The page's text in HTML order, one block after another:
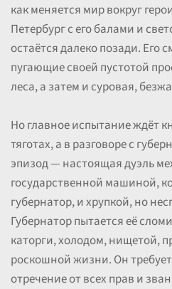
как меняется мир вокруг
Петербург с его балами и
остаётся далеко позади. Его
пугающие своей пустотой
леса, а затем и суровая,
Но главное испытание ждёт
тяготах, а в разговоре с
эпизод — настоящая дуэль
государственной машиной,
губернатор, и хрупкой, но
Губернатор пытается её
каторги, холодом, нищетой,
роскошной жизни. Он
отречение от всех прав и